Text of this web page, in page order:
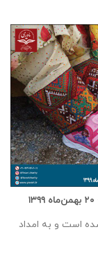
است و به امداد